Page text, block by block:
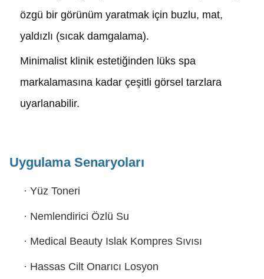
özgü bir görünüm yaratmak için buzlu, mat,
yaldızlı (sıcak damgalama).
Minimalist klinik estetiğinden lüks spa
markalamasına kadar çeşitli görsel tarzlara
uyarlanabilir.
Uygulama Senaryoları
· Yüz Toneri
· Nemlendirici Özlü Su
· Medical Beauty Islak Kompres Sıvısı
· Hassas Cilt Onarıcı Losyon